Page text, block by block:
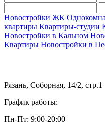
Новостройки ЖК
квартиры Квартиры-студии
Новостройки в Кальном
Квартиры Новостройки в
Рязань, Соборная, 14/2, стр.1
График работы:
Пн-Пт: 9:00-20:00